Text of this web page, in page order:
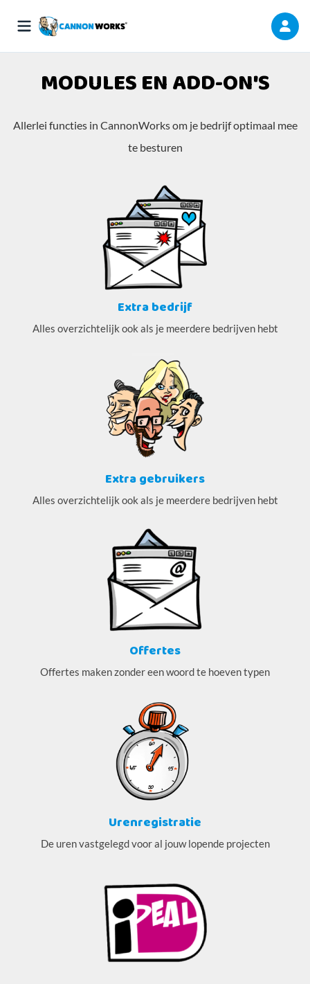
MODULES EN ADD-ON'S
Allerlei functies in CannonWorks om je bedrijf optimaal mee
te besturen
Extra bedrijf
Alles overzichtelijk ook als je meerdere bedrijven hebt
Extra gebruikers
Alles overzichtelijk ook als je meerdere bedrijven hebt
Offertes
Offertes maken zonder een woord te hoeven typen
Urenregistratie
De uren vastgelegd voor al jouw lopende projecten